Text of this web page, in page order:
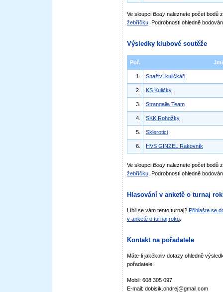
Ve sloupci Body naleznete počet bodů
žebříčku . Podrobnosti ohledně
Výsledky klubové soutěže
Poř.
1. Snaživí kuličkáři
2. KS Kuličky
3. Strangalia Team
4. SKK Rohožky
5. Sklerotici
6. HVS GINZEL Rakovník
Ve sloupci Body naleznete počet bodů
žebříčku . Podrobnosti ohledně
Hlasování v anketě o turnaj
Líbil se vám tento turnaj? Přihlašte se
v anketě o turnaj roku
Kontakt na pořadatele
Máte-li jakékoliv dotazy ohledně
pořadatele:
Mobil: 608 305 097
E-mail: dobisik.ondrej@gmail.com